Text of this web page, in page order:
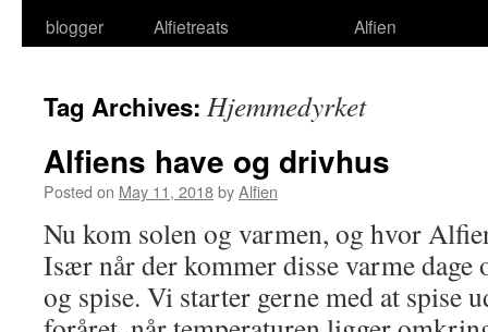
blogger
Alfietreats
Alfien
Tag Archives: Hjemmedyrket
Alfiens have og drivhus
Posted on May 11, 2018byAlfien
Nu kom solen og varmen, og hvor
Især når der kommer disse varme dage
og spise. Vi starter gerne med at spise